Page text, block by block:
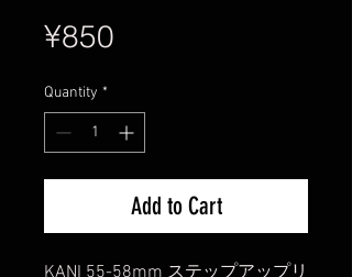
¥850
Quantity *
Add to Cart
KANI 55-58mm ステップアップリ